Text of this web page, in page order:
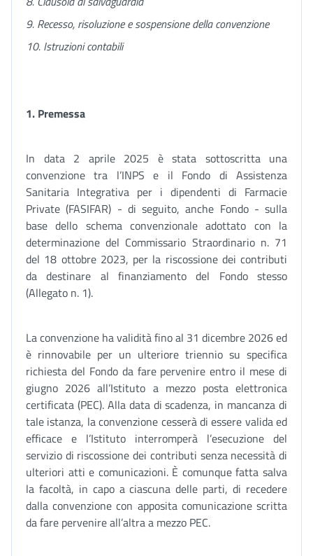
9. Recesso, risoluzione e sospensione dellaconvenzione
10. Istruzioni contabili
1. Premessa
In data 2 aprile 2025 è stata sottoscritta una
convenzione tra l’INPS e il Fondo di Assistenza
Sanitaria Integrativa per i dipendenti di Farmacie
Private (FASIFAR) - di seguito, anche Fondo - sulla
base dello schema convenzionale adottato con la
determinazione del Commissario Straordinario n. 71
del 18 ottobre 2023, per la riscossione dei contributi
da destinare al finanziamento del Fondo stesso
(Allegato n. 1).
La convenzione ha validità fino al 31 dicembre 2026 ed
è rinnovabile per un ulteriore triennio su specifica
richiesta del Fondo da fare pervenire entro il mese di
giugno 2026 all’Istituto a mezzo posta elettronica
certificata (PEC). Alla data di scadenza, in mancanza di
tale istanza, la convenzione cesserà di essere valida ed
efficace e l’Istituto interromperà l’esecuzione del
servizio di riscossione dei contributi senza necessità di
ulteriori atti e comunicazioni. È comunque fatta salva
la facoltà, in capo a ciascuna delle parti, di recedere
dalla convenzione con apposita comunicazione scritta
da fare pervenire all’altra a mezzo PEC.